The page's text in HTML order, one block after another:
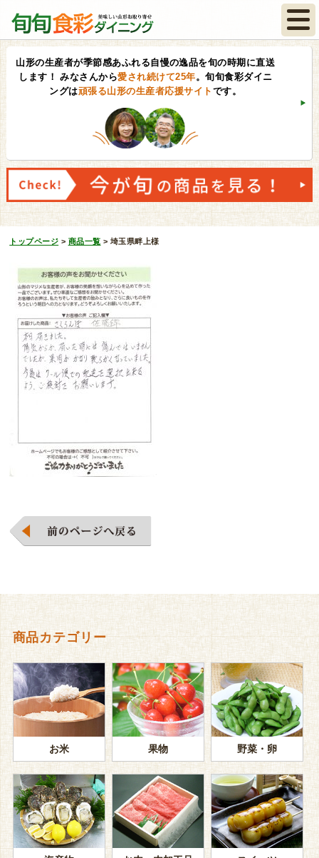
山形の生産者が季節感あふれる自慢の逸品を旬の時期に直送
します！ みなさんから愛され続けて25年。旬旬食彩ダイニ
ングは頑張る山形の生産者応援サイト です。
トップページ > 商品一覧 > 埼玉県畔上様
商品カテゴリー
お米 果物 野菜・卵